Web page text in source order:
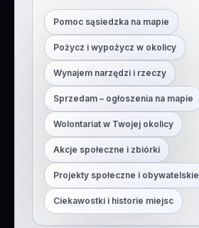
Pomoc sąsiedzka na mapie
Pożycz i wypożycz w okolicy
Wynajem narzędzi i rzeczy
Sprzedam – ogłoszenia na mapie
Wolontariat w Twojej okolicy
Akcje społeczne i zbiórki
Projekty społeczne i obywatelskie
Ciekawostki i historie miejsc